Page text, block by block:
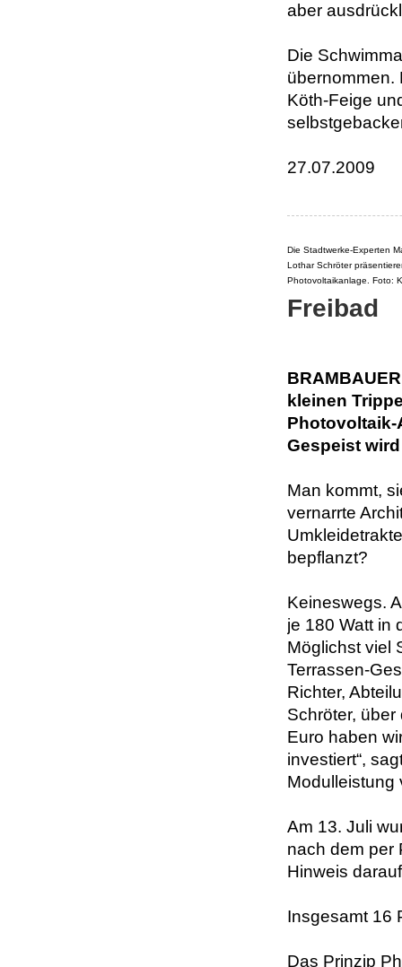
aber
Die
übernommen.
Köth-Feige
27.07.2009
Die Stadtwerke-Experten
Lothar Schröter
Photovoltaikanlage. Foto:
Freibad
kleinen
Photovoltaik-
Gespeist
Man kommt,
vernarrte
bepflanzt?
Keineswegs.
je 180 Watt in
Möglichst viel
Terrassen-
Richter,
Schröter,
Euro haben
investiert“,
Modulleistung
Am 13. Juli
nach dem per
Hinweis
Insgesamt 16
Das Prinzip